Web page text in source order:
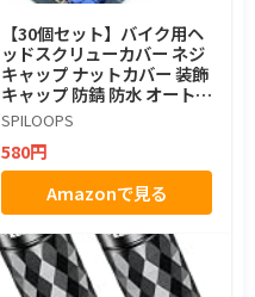
【30個セット】バイク用ヘ
ッドスクリューカバー ネジ
キャップ ナットカバー 装飾
キャップ 防錆 防水 オートバ
イ改造アクセサリー ユニバ
ーサル対応 スクーター/バイ
ク/ダートバイク用 (ブルー)
SPILOOPS
580円
Amazonで見る